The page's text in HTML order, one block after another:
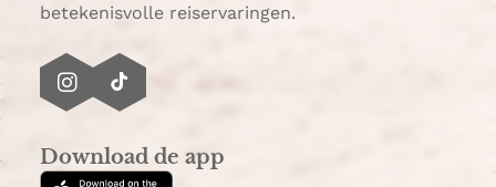
betekenisvolle reiservaringen.
I
t
T
T
Download de app